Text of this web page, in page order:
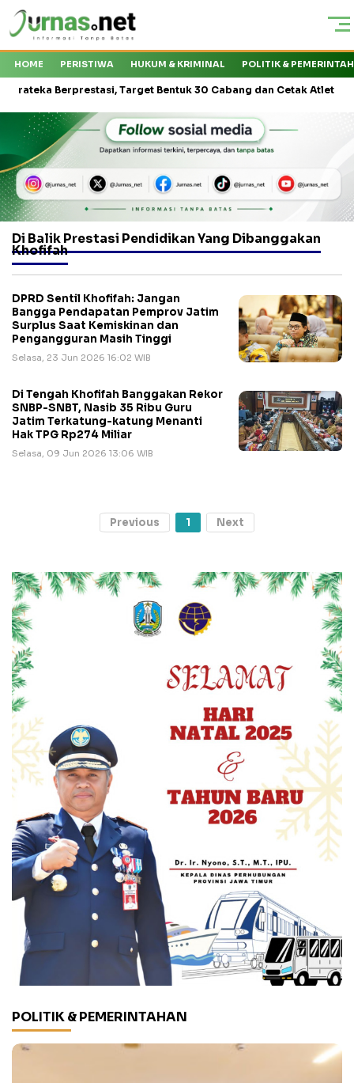
HOME PERISTIWA HUKUM & KRIMINAL POLITIK &
Berprestasi, Target Bentuk 30 Cabang dan Cetak Atlet Nasional
Di Balik Prestasi Pendidikan Yang Dibanggakan
Khofifah
DPRD Sentil Khofifah: Jangan
Bangga Pendapatan Pemprov Jatim
Surplus Saat Kemiskinan dan
Pengangguran Masih Tinggi
Selasa, 23 Jun 2026 16:02 WIB
Di Tengah Khofifah Banggakan Rekor
SNBP-SNBT, Nasib 35 Ribu Guru
Jatim Terkatung-katung Menanti
Hak TPG Rp274 Miliar
Selasa, 09 Jun 2026 13:06 WIB
Previous 1 Next
POLITIK & PEMERINTAHAN